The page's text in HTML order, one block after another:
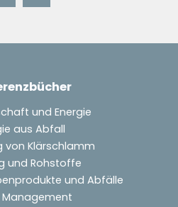
und Energie
aus Abfall
von Klärschlamm
und Rohstoffe
und Abfälle